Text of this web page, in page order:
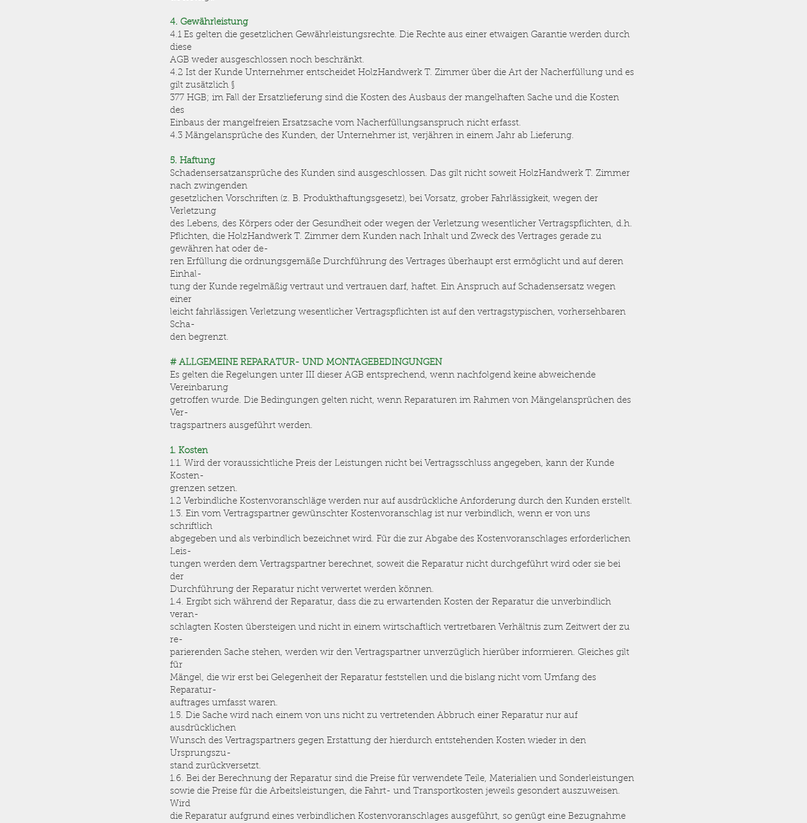
4. Gewährleistung
4.1 Es gelten die gesetzlichen Gewährleistungsrechte. Die Rechte aus einer etwaigen Garantie werden durch
diese
AGB weder ausgeschlossen noch beschränkt.
4.2 Ist der Kunde Unternehmer entscheidet HolzHandwerk T. Zimmer über die Art der Nacherfüllung und es
gilt zusätzlich §
377 HGB; im Fall der Ersatzlieferung sind die Kosten des Ausbaus der mangelhaften Sache und die Kosten
des
Einbaus der mangelfreien Ersatzsache vom Nacherfüllungsanspruch nicht erfasst.
4.3 Mängelansprüche des Kunden, der Unternehmer ist, verjähren in einem Jahr ab Lieferung.
5. Haftung
Schadensersatzansprüche des Kunden sind ausgeschlossen. Das gilt nicht soweit HolzHandwerk T. Zimmer
nach zwingenden
gesetzlichen Vorschriften (z. B. Produkthaftungsgesetz), bei Vorsatz, grober Fahrlässigkeit, wegen der
Verletzung
des Lebens, des Körpers oder der Gesundheit oder wegen der Verletzung wesentlicher Vertragspflichten, d.h.
Pflichten, die HolzHandwerk T. Zimmer dem Kunden nach Inhalt und Zweck des Vertrages gerade zu
gewähren hat oder de-
ren Erfüllung die ordnungsgemäße Durchführung des Vertrages überhaupt erst ermöglicht und auf deren
Einhal-
tung der Kunde regelmäßig vertraut und vertrauen darf, haftet. Ein Anspruch auf Schadensersatz wegen
einer
leicht fahrlässigen Verletzung wesentlicher Vertragspflichten ist auf den vertragstypischen, vorhersehbaren
Scha-
den begrenzt.
# ALLGEMEINE REPARATUR- UND MONTAGEBEDINGUNGEN
Es gelten die Regelungen unter III dieser AGB entsprechend, wenn nachfolgend keine abweichende
Vereinbarung
getroffen wurde. Die Bedingungen gelten nicht, wenn Reparaturen im Rahmen von Mängelansprüchen des
Ver-
tragspartners ausgeführt werden.
1. Kosten
1.1. Wird der voraussichtliche Preis der Leistungen nicht bei Vertragsschluss angegeben, kann der Kunde
Kosten-
grenzen setzen.
1.2 Verbindliche Kostenvoranschläge werden nur auf ausdrückliche Anforderung durch den Kunden erstellt.
1.3. Ein vom Vertragspartner gewünschter Kostenvoranschlag ist nur verbindlich, wenn er von uns
schriftlich
abgegeben und als verbindlich bezeichnet wird. Für die zur Abgabe des Kostenvoranschlages erforderlichen
Leis-
tungen werden dem Vertragspartner berechnet, soweit die Reparatur nicht durchgeführt wird oder sie bei
der
Durchführung der Reparatur nicht verwertet werden können.
1.4. Ergibt sich während der Reparatur, dass die zu erwartenden Kosten der Reparatur die unverbindlich
veran-
schlagten Kosten übersteigen und nicht in einem wirtschaftlich vertretbaren Verhältnis zum Zeitwert der zu
re-
parierenden Sache stehen, werden wir den Vertragspartner unverzüglich hierüber informieren. Gleiches gilt
für
Mängel, die wir erst bei Gelegenheit der Reparatur feststellen und die bislang nicht vom Umfang des
Reparatur-
auftrages umfasst waren.
1.5. Die Sache wird nach einem von uns nicht zu vertretenden Abbruch einer Reparatur nur auf
ausdrücklichen
Wunsch des Vertragspartners gegen Erstattung der hierdurch entstehenden Kosten wieder in den
Ursprungszu-
stand zurückversetzt.
1.6. Bei der Berechnung der Reparatur sind die Preise für verwendete Teile, Materialien und Sonderleistungen
sowie die Preise für die Arbeitsleistungen, die Fahrt- und Transportkosten jeweils gesondert auszuweisen.
Wird
die Reparatur aufgrund eines verbindlichen Kostenvoranschlages ausgeführt, so genügt eine Bezugnahme